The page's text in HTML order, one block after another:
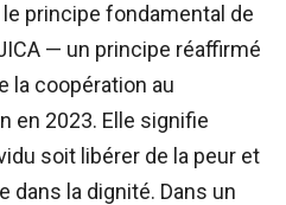
principe fondamental de
— un principe réaffirmé
la coopération au
en 2023. Elle signifie
soit libérer de la peur et
dans la dignité. Dans un